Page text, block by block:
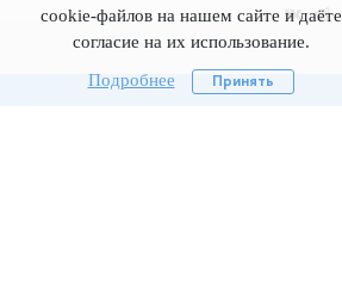
cookie-файлов на нашем сайте и даёте
согласие на их использование.
Подробнее
Принять